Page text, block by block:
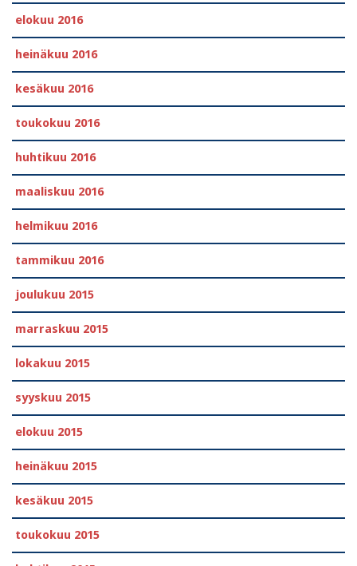
elokuu 2016
heinäkuu 2016
kesäkuu 2016
toukokuu 2016
huhtikuu 2016
maaliskuu 2016
helmikuu 2016
tammikuu 2016
joulukuu 2015
marraskuu 2015
lokakuu 2015
syyskuu 2015
elokuu 2015
heinäkuu 2015
kesäkuu 2015
toukokuu 2015